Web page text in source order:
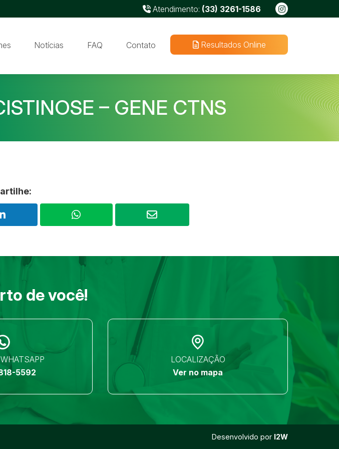
Atendimento: (33) 3261-1586
Notícias FAQ Contato Resultados Online
– GENE CTNS
de você!
5592
LOCALIZAÇÃO
Ver no mapa
Desenvolvido por I2W